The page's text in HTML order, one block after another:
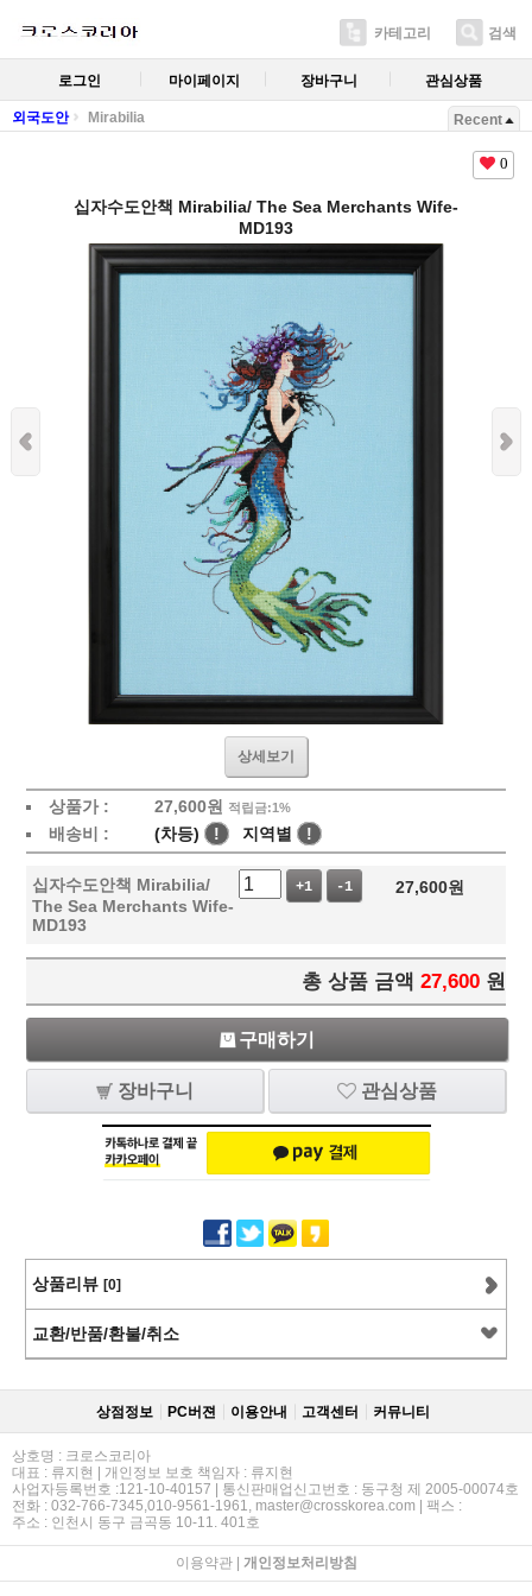
카테고리 검색
로그인 마이페이지 장바구니 관심상품
외국도안 Mirabilia Recent
0
십자수도안책 Mirabilia/ The Sea Merchants Wife-
MD193
상세보기
상품가 : 27,600원 적립금:1%
배송비 : (차등) ! 지역별 !
십자수도안책 Mirabilia/
The Sea Merchants Wife-
MD193
+1 -1 27,600원
총 상품 금액 27,600 원
구매하기
장바구니 관심상품
상품리뷰 [0]
교환/반품/환불/취소
상점정보 PC버젼 이용안내 고객센터 커뮤니티
상호명 : 크로스코리아
대표 : 류지현 | 개인정보 보호 책임자 : 류지현
사업자등록번호 :121-10-40157 | 통신판매업신고번호 : 동구청 제 2005-00074호
전화 : 032-766-7345,010-9561-1961, master@crosskorea.com | 팩스 :
주소 : 인천시 동구 금곡동 10-11. 401호
이용약관| 개인정보처리방침